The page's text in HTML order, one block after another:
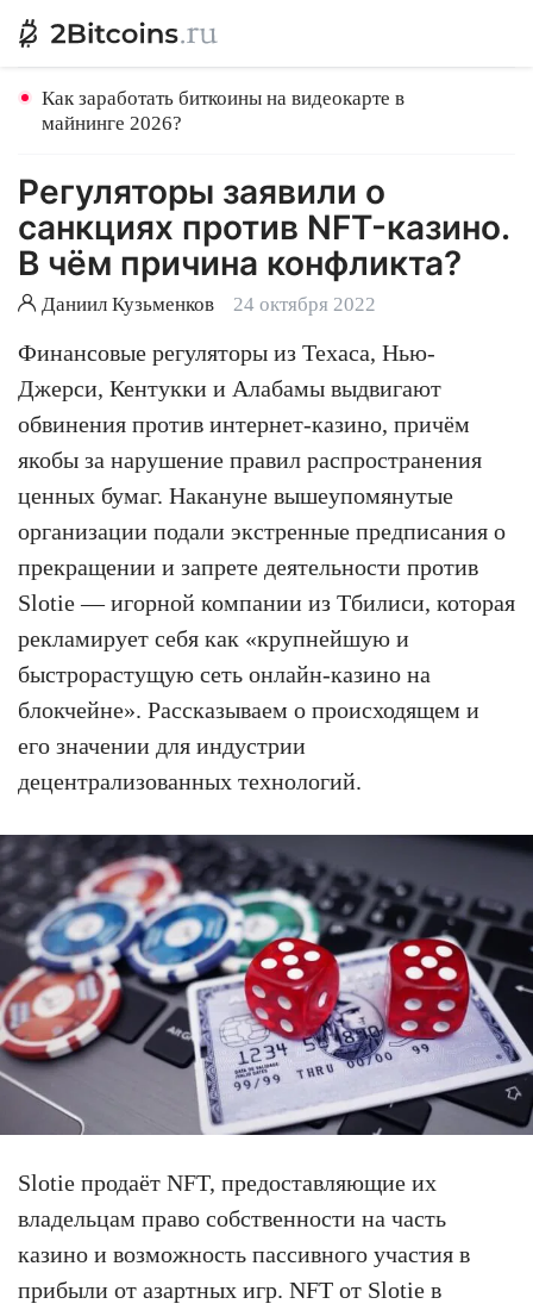
Как заработать биткоины на видеокарте в
майнинге 2026?
Регуляторы заявили о
санкциях против NFT-казино.
В чём причина конфликта?
Даниил Кузьменков 24 октября 2022
Финансовые регуляторы из Техаса, Нью-
Джерси, Кентукки и Алабамы выдвигают
обвинения против интернет-казино, причём
якобы за нарушение правил распространения
ценных бумаг. Накануне вышеупомянутые
организации подали экстренные предписания о
прекращении и запрете деятельности против
Slotie — игорной компании из Тбилиси, которая
рекламирует себя как «крупнейшую и
быстрорастущую сеть онлайн-казино на
блокчейне». Рассказываем о происходящем и
его значении для индустрии
децентрализованных технологий.
Slotie продаёт NFT, предоставляющие их
владельцам право собственности на часть
казино и возможность пассивного участия в
прибыли от азартных игр. NFT от Slotie в